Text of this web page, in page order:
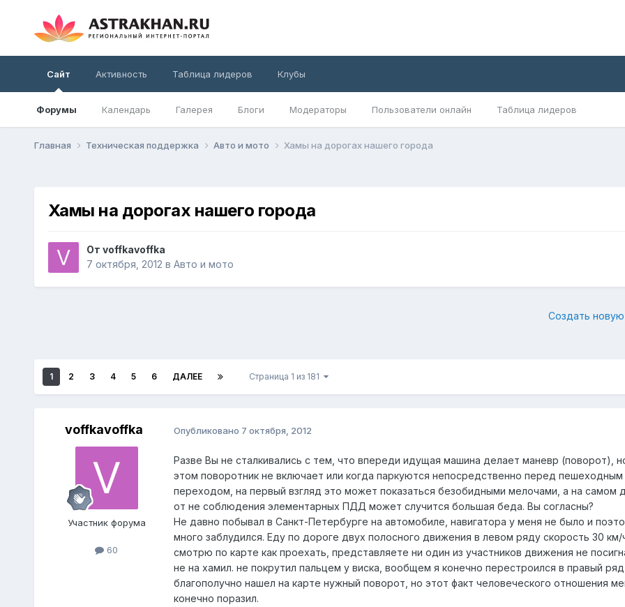
Сайт
Форумы Календарь Галерея Блоги Модераторы Пользователи онлайн Таблица лидеров
Активность Таблица лидеров Клубы
Главная Техническая поддержка Авто и мото Хамы на дорогах нашего города
Хамы на дорогах нашего города
От voffkavoffka
7 октября, 2012 в Авто и мото
Создать
1 2 3 4 5 6 ДАЛЕЕ Страница 1 из 181
voffkavoffka
Участник форума
60
Опубликовано 7 октября, 2012
Разве Вы не сталкивались с тем, что впереди идущая машина делает маневр (поворот),
этом поворотник не включает или когда паркуются непосредственно перед пешеходным
переходом, на первый взгляд это может показаться безобидными мелочами, а на самом
от не соблюдения элементарных ПДД может случится большая беда. Вы согласны?
Не давно побывал в Санкт-Петербурге на автомобиле, навигатора у меня не было и
много заблудился. Еду по дороге двух полосного движения в левом ряду скорость 30 км/
смотрю по карте как проехать, представляете ни один из участников движения не
не на хамил. не покрутил пальцем у виска, вообщем я конечно перестроился в правый ряд,
благополучно нашел на карте нужный поворот, но этот факт человеческого отношения
конечно поразил.